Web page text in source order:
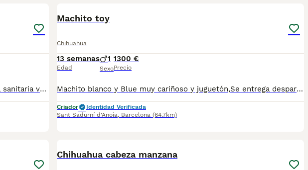
Chihuahuas toy machos colores especiales con cartilla sanitaria vacuna chip desparasitación con garantía víricas y congenitas
Machito toy
Chihuahua
13 semanas
Edad
1
Sexo
1300 €
Precio
Machito blanco y Blue muy cariñoso y juguetón,Se entrega desparasitado vacunado y chip.Para más información escribir o llamar al 682908382
Criador
Identidad Verificada
Sant Sadurní d'Anoia, Barcelona (64.7km)
Chihuahua cabeza manzana